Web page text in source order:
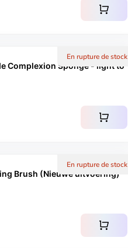
shopping_cart
En rupture de stock
Complexion Sponge - light to
shopping_cart
En rupture de stock
Brush (Nieuwe uitvoering)
shopping_cart